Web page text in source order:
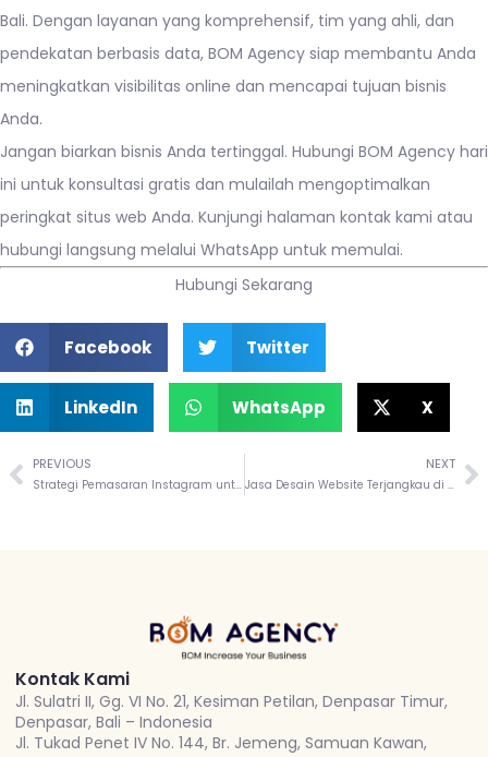
Bali. Dengan layanan yang komprehensif, tim yang ahli, dan
pendekatan berbasis data, BOM Agency siap membantu Anda
meningkatkan visibilitas online dan mencapai tujuan bisnis
Anda.
Jangan biarkan bisnis Anda tertinggal. Hubungi BOM Agency hari
ini untuk konsultasi gratis dan mulailah mengoptimalkan
peringkat situs web Anda. Kunjungi halaman kontak kami atau
hubungi langsung melalui WhatsApp untuk memulai.
Hubungi Sekarang
Facebook Twitter
LinkedIn WhatsApp X
PREVIOUS
Strategi Pemasaran Instagram untuk Bisnis di Bali
NEXT
Jasa Desain Website Terjangkau di Bali: Kualitas Tinggi Tanpa Biaya Tinggi
Kontak Kami
Jl. Sulatri II, Gg. VI No. 21, Kesiman Petilan, Denpasar Timur,
Denpasar, Bali – Indonesia
Jl. Tukad Penet IV No. 144, Br. Jemeng, Samuan Kawan,